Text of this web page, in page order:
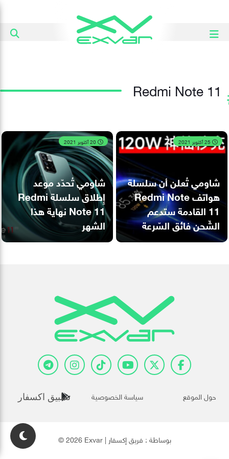
Redmi Note 11
شاومي تُعلن أن سلسلة
هواتف Redmi Note
11 القادمة ستدعم
الشّحن فائق السّرعة
شاومي تُحدّد موعد
إِطلاق سلسلة Redmi
Note 11 نهاية هذا
الشهر
حول الموقع سياسة الخصوصية تطبيق اكسفار
© 2026 Exvar | بوساطة : فريق إكسفار